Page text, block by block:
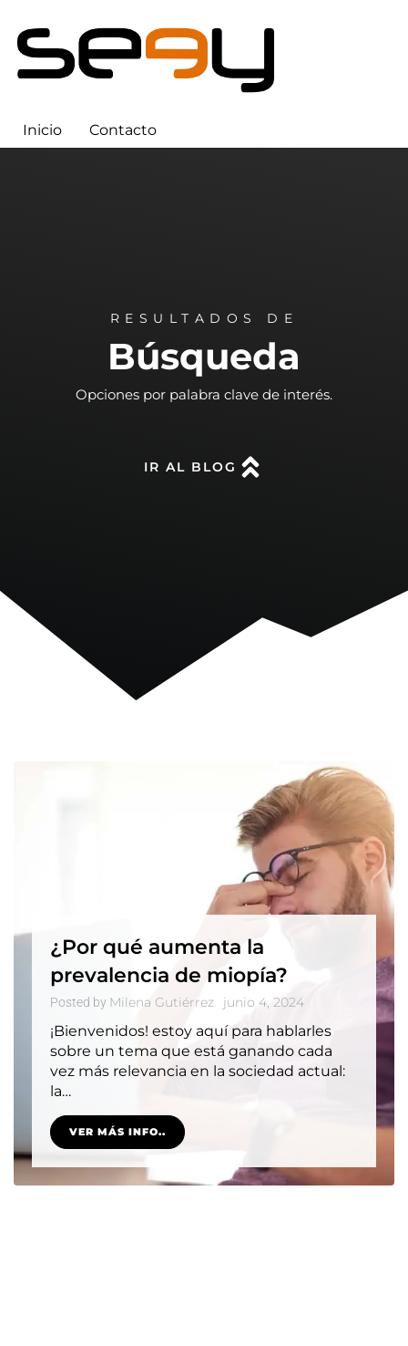
Inicio Contacto
RESULTADOS DE
Búsqueda
Opciones por palabra clave de interés.
IR AL BLOG
¿Por qué aumenta la
prevalencia de miopía?
Posted by Milena Gutiérrez junio 4, 2024
¡Bienvenidos! estoy aquí para hablarles
sobre un tema que está ganando cada
vez más relevancia en la sociedad actual:
la…
VER MÁS INFO..